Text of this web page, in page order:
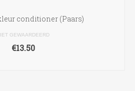
conditioner (Paars)
GEWAARDEERD
€13.50